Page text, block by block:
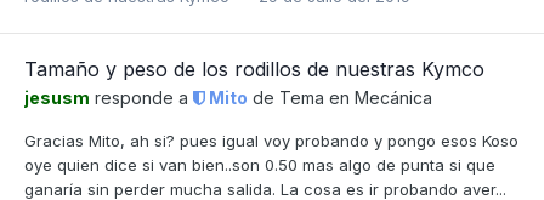
Tamaño y peso de los rodillos de nuestras Kymco
jesusm responde a Mito de Tema en Mecánica
Gracias Mito, ah si? pues igual voy probando y pongo esos Koso
oye quien dice si van bien..son 0.50 mas algo de punta si que
ganaría sin perder mucha salida. La cosa es ir probando aver...